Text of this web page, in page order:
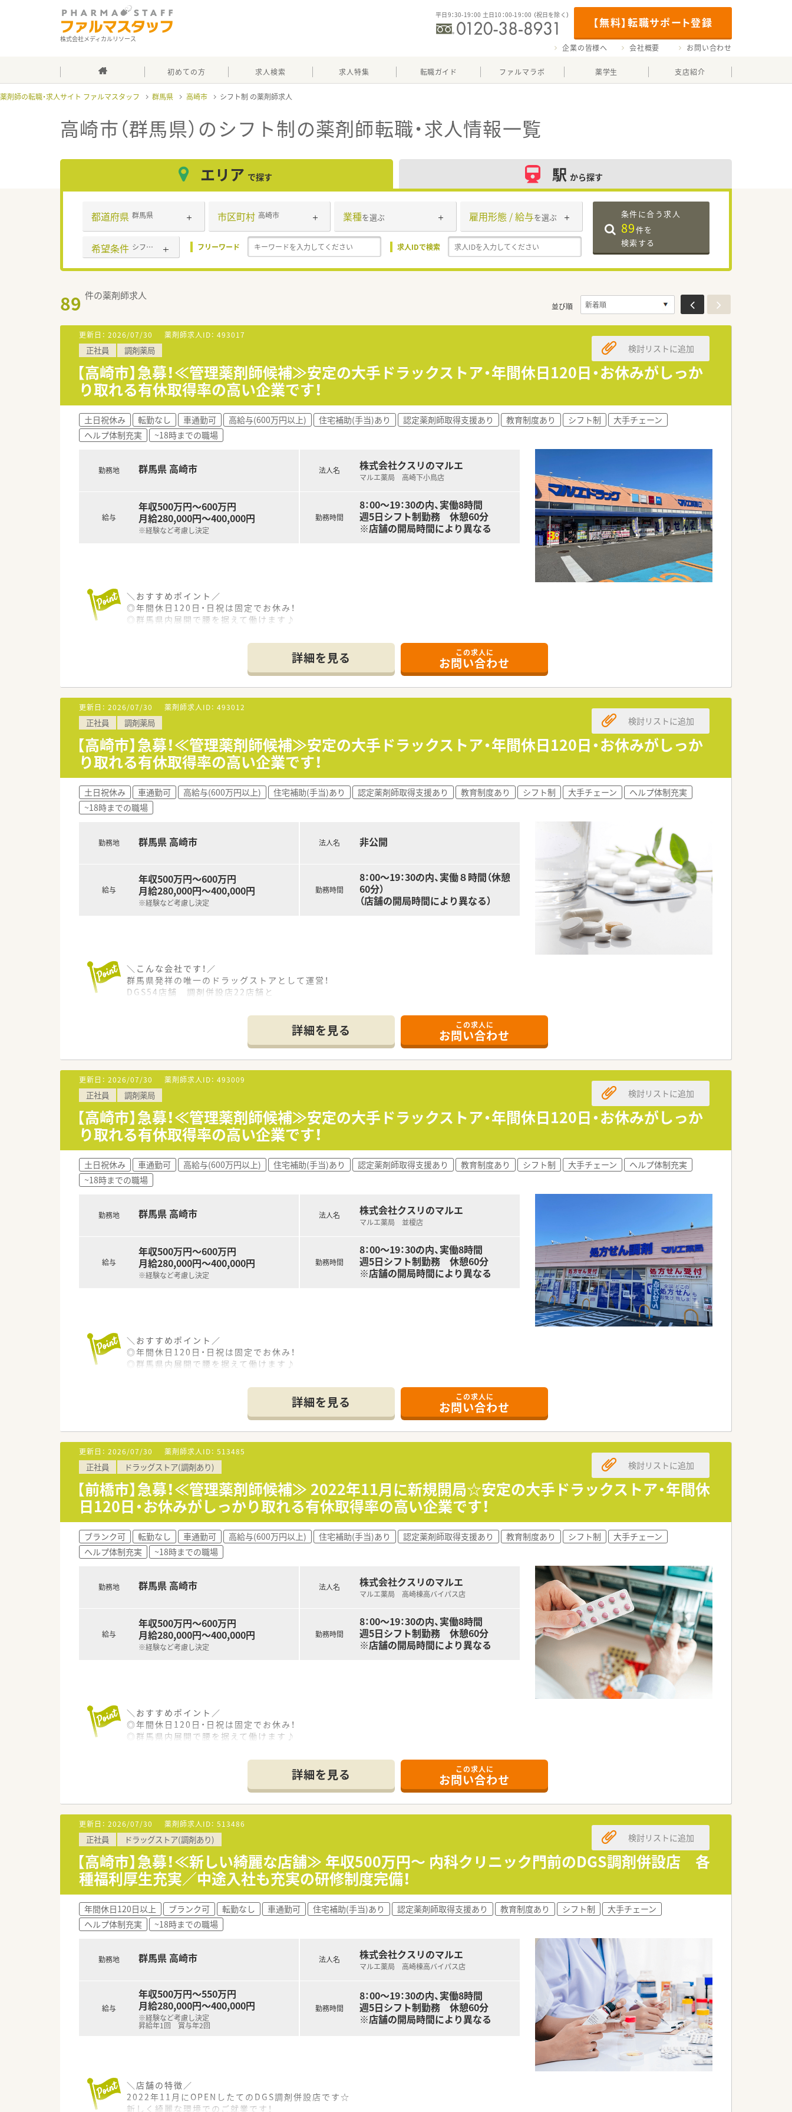
株式会社メディカルリソース
【無料】転職サポート登録
平日9：30-19：00 土日10：00-19：00 （祝日を除く）
企業の皆様へ 会社概要 お問い合わせ
初めての方 求人検索 求人特集 転職ガイド ファルマラボ 薬学生 支店紹介
薬剤師の転職・求人サイト ファルマスタッフ 群馬県 高崎市 シフト制
高崎市（群馬県）のシフト制の薬剤師転職・求人情報一覧
エリア で探す 駅 から探す
都道府県 群馬県 市区町村 高崎市 業種を選ぶ 雇用形態 / 給与を選ぶ
希望条件 シフト制 フリーワード 求人IDで検索
条件に合う求人
89件を
検索する
89 件の薬剤師求人
並び順
更新日： 2026/07/30 薬剤師求人ID： 493017
正社員 調剤薬局
【高崎市】急募！≪管理薬剤師候補≫安定の大手ドラックストア・年間休日120日・お休みがしっか
り取れる有休取得率の高い企業です！
検討リストに追加
土日祝休み 転勤なし 車通勤可 高給与(600万円以上) 住宅補助(手当)あり 認定薬剤師取得支援あり 教育制度あり シフト制
大手チェーン
ヘルプ体制充実
~18時までの職場
勤務地 群馬県 高崎市
給与
年収500万円～600万円
月給280,000円～400,000円
※経験など考慮し決定
法人名 株式会社クスリのマルエ
マルエ薬局 高崎下小鳥店
勤務時間
8：00～19：30の内、実働8時間
週5日シフト制勤務 休憩60分
※店舗の開局時間により異なる
＼おすすめポイント／
◎年間休日120日・日祝は固定でお休み！
◎群馬県内展開で腰を据えて働けます♪
◎店舗拡大のための増員募集♪
◎管理薬剤師経験のない方でも安心な研修制度あり！
◎入社後は勤務薬剤師として就業いただくため、
将来的に管理薬剤師を目指したい方歓迎！！
＼こんな会社です！／
群馬県発祥の唯一のドラッグストアとして運営！
DGS54店舗 調剤併設店22店舗と群馬県内をメインに出店しています。
2020年よりウエルシアHDGに参画、今後も成長し続ける群馬県展開の地場企業です。
2022年12月現在で調剤併設率は47%！
今後60％を目指して店舗展開をされており、
管理薬剤師としてのキャリアを目指したい方は必見！
多数の活躍できる場がございます♪
商業施設に併設しているDGS調剤併設店です。
おくすり相談など、患者様と広く関わることができる環境です。
＼就業環境／
また地域に欠かせない薬局となるため
健康測定会や地域イベントへも積極参加！
全社で月間残業10時間以下を目指して取り組んでおり、メリハリつけて働きたい方にオススメの環境です♪
妊娠・出産・育児などのライフイベントに最大限の配慮を行っています。
そのため産休育休後復帰率は100%♪
安心して活躍いただける環境がございます。
＼キャリアアップ／
スペシャリストとして専門性の追求はもちろんのこと、
エリア長や調剤リーダーといった店舗を統括する管理職や、
本部のサポート管理職へのステップアップなど
それぞれの志向にあわせたキャリアがございます♪
社内研修やeラーニングも充実しており、
詳細を見る この求人に
お問い合わせ
更新日： 2026/07/30 薬剤師求人ID： 493012
正社員 調剤薬局
【高崎市】急募！≪管理薬剤師候補≫安定の大手ドラックストア・年間休日120日・お休みがしっか
り取れる有休取得率の高い企業です！
検討リストに追加
土日祝休み 車通勤可 高給与(600万円以上) 住宅補助(手当)あり 認定薬剤師取得支援あり 教育制度あり シフト制 大手チェーン
ヘルプ体制充実
~18時までの職場
勤務地 群馬県 高崎市
給与
年収500万円～600万円
月給280,000円～400,000円
※経験など考慮し決定
法人名 非公開
勤務時間
8：00～19：30の内、実働８時間（休憩
60分）
（店舗の開局時間により異なる）
＼こんな会社です！／
群馬県発祥の唯一のドラッグストアとして運営！
DGS54店舗 調剤併設店22店舗と
2020年よりウエルシアHDGに参画、
2022年8月現在で調剤併設率は29%！
今後50％を目指して店舗展開をされており、
管理薬剤師としてのキャリアを目指したい方は必見！
多数の活躍できる場がございます♪
＼就業環境／
患者様の利便性向上のため、
処方せん送信アプリの導入済み！
待ち時間0でのお渡しや、
ドライブスルーでの服薬指導も実施しています。
薬歴は全店舗でMusubiを導入♪
ヘルプ対応や異動の際にもスムーズに就業いただけます。
薬剤師がより身近な存在となるよう
日々活動されています♪
また女性薬剤師が多数活躍されており、
妊娠・出産・育児などのライフイベントに最大限の配慮を行っています。
そのため産休育休後復帰率は100%♪
スペシャリストとして専門性の追求はもちろんのこと、
本部のサポート管理職へのステップアップなど
それぞれの志向にあわせたキャリアがございます♪
社内研修やeラーニングも充実しており、
スキルに自信のない方でもスムーズに業務習得いただけます！
詳細を見る この求人に
お問い合わせ
更新日： 2026/07/30 薬剤師求人ID： 493009
正社員 調剤薬局
【高崎市】急募！≪管理薬剤師候補≫安定の大手ドラックストア・年間休日120日・お休みがしっか
り取れる有休取得率の高い企業です！
検討リストに追加
土日祝休み 車通勤可 高給与(600万円以上) 住宅補助(手当)あり 認定薬剤師取得支援あり 教育制度あり シフト制 大手チェーン
ヘルプ体制充実
~18時までの職場
勤務地 群馬県 高崎市
給与
年収500万円～600万円
月給280,000円～400,000円
※経験など考慮し決定
法人名 株式会社クスリのマルエ
マルエ薬局 並榎店
勤務時間
8：00～19：30の内、実働8時間
週5日シフト制勤務 休憩60分
※店舗の開局時間により異なる
＼おすすめポイント／
◎年間休日120日・日祝は固定でお休み！
◎群馬県内展開で腰を据えて働けます♪
◎店舗拡大のための増員募集♪
◎管理薬剤師経験のない方でも安心な研修制度あり！
◎入社後は勤務薬剤師として就業いただくため、将来的に管理薬剤師を目指したい方歓迎！！
＼店舗の特徴／
ドラッグストアの店内に併設されている調剤薬局です。
お買い物ついでの患者様が多く、様々な処方箋を応需しています。
＼こんな会社です！／
群馬県発祥の唯一のドラッグストアとして運営！
DGS54店舗 調剤併設店22店舗と群馬県内をメインに出店しています。
2020年よりウエルシアHDGに参画、今後も成長し続ける群馬県展開の地場企業です。
2022年12月現在で調剤併設率は47%！
多数の活躍できる場がございます♪
上毛鉄道 三俣駅から歩いてすぐの立地です。
ドラッグストア併設の調剤薬局で駐車場は広く、
お買い物ついでの患者様がメインとなり、
待ち時間0でのお渡しや、ドライブスルーでの服薬指導も実施しています。
薬歴は全店舗でMusubiを導入♪
ヘルプ対応や異動の際にもスムーズに就業いただけます。
健康測定会や地域イベントへも積極参加！
残業は1分単位にて支給！
全社で月間残業10時間以下を目指して取り組んでおり、メリハリつけて働きたい方にオススメの環境です♪
また女性薬剤師が多数活躍されており、
妊娠・出産・育児などのライフイベントに最大限の配慮を行っています。
そのため産休育休後復帰率は100%♪
安心して活躍いただける環境がございます。
＼キャリアアップ／
スペシャリストとして専門性の追求はもちろんのこと、
本部のサポート管理職へのステップアップなど
それぞれの志向にあわせたキャリアがございます♪
スキルに自信のない方でもスムーズに業務習得いただけます！
詳細を見る この求人に
お問い合わせ
更新日： 2026/07/30 薬剤師求人ID： 513485
正社員 ドラッグストア(調剤あり)
【前橋市】急募！≪管理薬剤師候補≫ 2022年11月に新規開局☆安定の大手ドラックストア・年間休
日120日・お休みがしっかり取れる有休取得率の高い企業です！
検討リストに追加
ブランク可 転勤なし 車通勤可 高給与(600万円以上) 住宅補助(手当)あり 認定薬剤師取得支援あり 教育制度あり シフト制
大手チェーン
ヘルプ体制充実
~18時までの職場
勤務地 群馬県 高崎市
給与
年収500万円～600万円
月給280,000円～400,000円
※経験など考慮し決定
法人名 株式会社クスリのマルエ
マルエ薬局 高崎棟高バイパス店
勤務時間
8：00～19：30の内、実働8時間
週5日シフト制勤務 休憩60分
※店舗の開局時間により異なる
＼おすすめポイント／
◎年間休日120日・日祝は固定でお休み！
◎群馬県内展開で腰を据えて働けます♪
◎店舗拡大のための増員募集♪
◎管理薬剤師経験のない方でも安心な研修制度あり！
◎入社後は勤務薬剤師として就業いただくため、
将来的に管理薬剤師を目指したい方歓迎！！
＼店舗の特徴／
2022年11月にOPENしたてのDGS調剤併設店です☆
新しく綺麗な環境でのご就業です！
周辺に商業施設が多数あり、お仕事終わりのお買い物も便利な環境です。
お買い物ついでの患者様が多く、近隣の内科クリニックを中心に、幅広い処方箋を応需しています。
＼こんな会社です！／
群馬県発祥の唯一のドラッグストアとして運営！
DGS54店舗 調剤併設店22店舗と群馬県内をメインに出店しています。
2022年12月現在で調剤併設率は47%！
多数の活躍できる場がございます♪
＼就業環境／
患者様の利便性向上のため、処方せん送信アプリの導入済み！
また地域に欠かせない薬局となるため
詳細を見る この求人に
お問い合わせ
更新日： 2026/07/30 薬剤師求人ID： 513486
正社員 ドラッグストア(調剤あり)
【高崎市】急募！≪新しい綺麗な店舗≫ 年収500万円～ 内科クリニック門前のDGS調剤併設店 各
種福利厚生充実／中途入社も充実の研修制度完備！
検討リストに追加
年間休日120日以上 ブランク可 転勤なし 車通勤可 住宅補助(手当)あり 認定薬剤師取得支援あり 教育制度あり シフト制
大手チェーン
ヘルプ体制充実
~18時までの職場
勤務地 群馬県 高崎市
給与
年収500万円～550万円
月給280,000円～400,000円
※経験など考慮し決定
昇給年1回 賞与年2回
法人名 株式会社クスリのマルエ
マルエ薬局 高崎棟高バイパス店
勤務時間
8：00～19：30の内、実働8時間
週5日シフト制勤務 休憩60分
※店舗の開局時間により異なる
＼店舗の特徴／
2022年11月にOPENしたてのDGS調剤併設店です☆
新しく綺麗な環境でのご就業です！